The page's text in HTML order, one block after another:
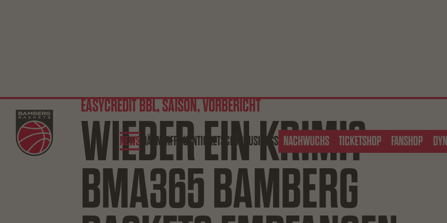
NEWSMÄNNERFRAUENTICKETS CLUBBUSINESS NACHWUCHS TICKETSHOP FANSHOP DYN
EASYCREDIT BBL, SAISON, VORBERICHT
WIEDER EIN KRIMI?
BMA365 BAMBERG